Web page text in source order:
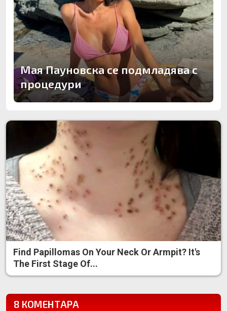
Мая Пауновска се подмладява с
процедури
Find Papillomas On Your Neck Or Armpit? It's
The First Stage Of...
8 КОМЕНТАРА